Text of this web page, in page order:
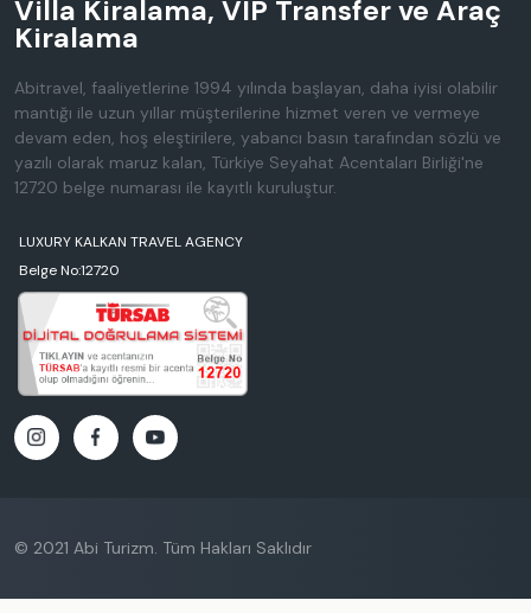
Villa Kiralama, VIP Transfer ve Araç
Kiralama
Abitravel, faaliyetlerine 1994 yılında başlayan, daha iyisi olabilir
mantığı ile uzun yıllar müşterilerine hizmet veren ve vermeye
devam eden, hoş eleştirilere, yabancı basın tarafından sözlü ve
yazılı olarak maruz kalan, Türkiye Seyahat Acentaları Birliği'ne
12720 belge numarası ile kayıtlı kuruluştur.
LUXURY KALKAN TRAVEL AGENCY
Belge No:12720
© 2021 Abi Turizm. Tüm Hakları Saklıdır